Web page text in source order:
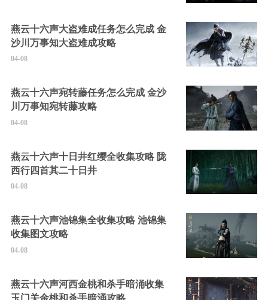
燕云十六声大盗难成任务怎么完成 金
沙川万事知大盗难成攻略
04-08
燕云十六声宛转藤任务怎么完成 金沙
川万事知宛转藤攻略
04-08
燕云十六声十日井红缨全收集攻略 陇
西行四首其二十日井
04-08
燕云十六声池锦集全收集攻略 池锦集
收集图文攻略
04-08
燕云十六声河西金桃和杀手暗涌收集
玉门关金桃和杀手暗涌攻略